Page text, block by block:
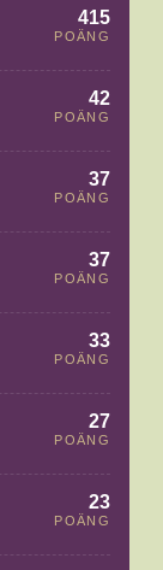
415
POÄNG
42
POÄNG
37
POÄNG
37
POÄNG
33
POÄNG
27
POÄNG
23
POÄNG